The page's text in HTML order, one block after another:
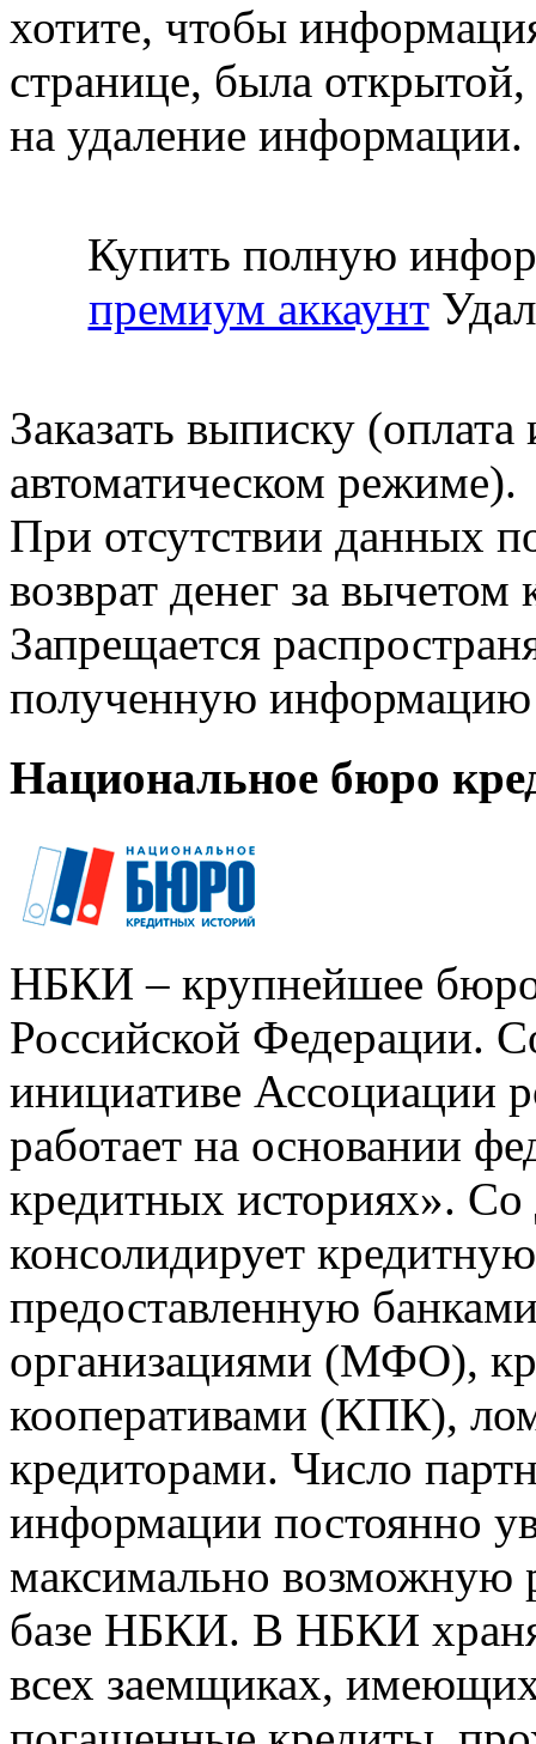
хотите, чтобы
странице, была открытой,
на удаление информации.
Купить полную
премиум аккаунт
Заказать выписку
автоматическом режиме).
При отсутствии данных
возврат денег за
Запрещается
полученную информацию
Национальное бюро
НБКИ – крупнейшее
Российской Федерации.
инициативе Ассоциации
работает на основании
кредитных историях».
консолидирует
предоставленную
организациями (МФО),
кооперативами (КПК),
кредиторами. Число
информации постоянно
максимально возможную
базе НБКИ. В НБКИ
всех заемщиках,